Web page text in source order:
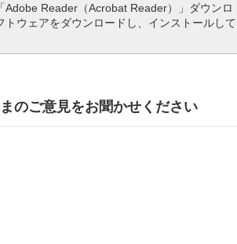
Adobe Reader（Acrobat Reader）」ダウンロ
ウェアをダウンロードし、インストールして
のご意見をお聞かせください